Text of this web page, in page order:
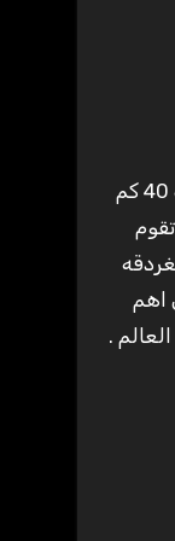
تقوم
اهم
.